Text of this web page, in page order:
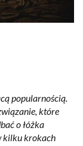
popularnością.
które
o łóżka
kilku krokach